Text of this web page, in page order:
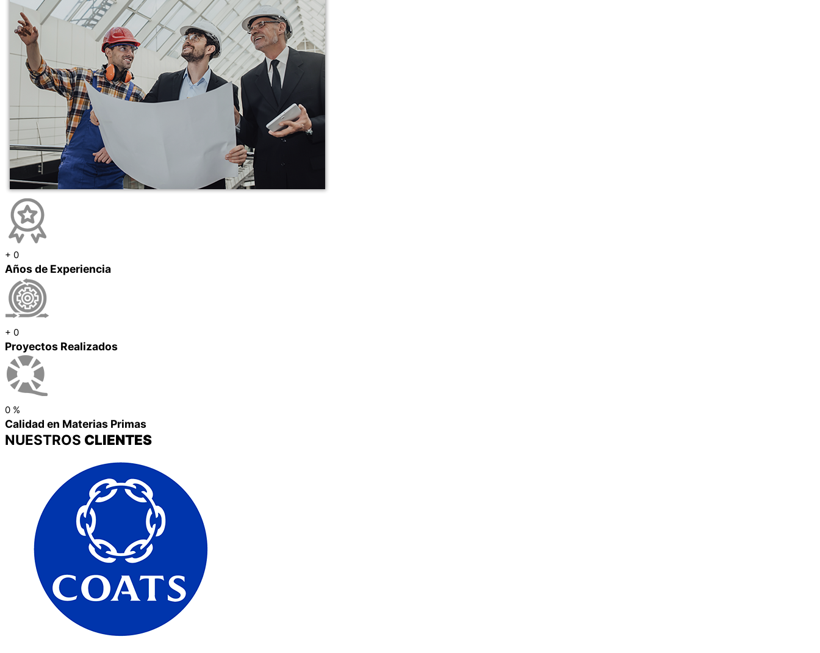
+ 0
Años de Experiencia
+ 0
Proyectos Realizados
0 %
Calidad en Materias Primas
NUESTROS CLIENTES